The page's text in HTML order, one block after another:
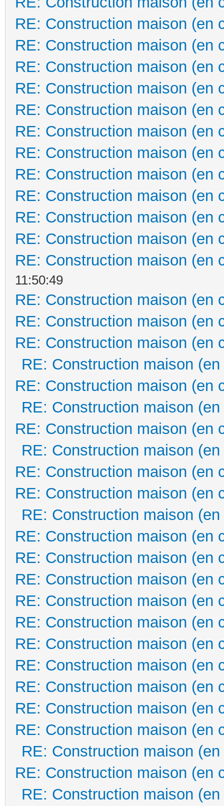
RE: Construction maison (en
RE: Construction maison (en
RE: Construction maison (en
RE: Construction maison (en
RE: Construction maison (en
RE: Construction maison (en
RE: Construction maison (en
RE: Construction maison (en
RE: Construction maison (en
RE: Construction maison (en
RE: Construction maison (en
RE: Construction maison (en
11:50:49
RE: Construction maison (en
RE: Construction maison (en
RE: Construction maison (en
RE: Construction maison
RE: Construction maison (en
RE: Construction maison
RE: Construction maison (en
RE: Construction maison
RE: Construction maison (en
RE: Construction maison (en
RE: Construction maison
RE: Construction maison (en
RE: Construction maison (en
RE: Construction maison (en
RE: Construction maison (en
RE: Construction maison (en
RE: Construction maison (en
RE: Construction maison (en
RE: Construction maison (en
RE: Construction maison (en
RE: Construction maison (en
RE: Construction maison
RE: Construction maison (en
RE: Construction maison